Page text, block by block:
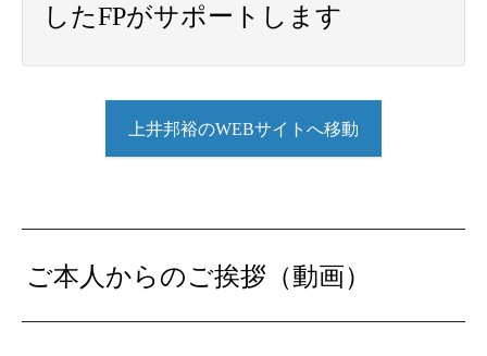
したFPがサポートします
上井邦裕のWEBサイトへ移動
ご本人からのご挨拶（動画）